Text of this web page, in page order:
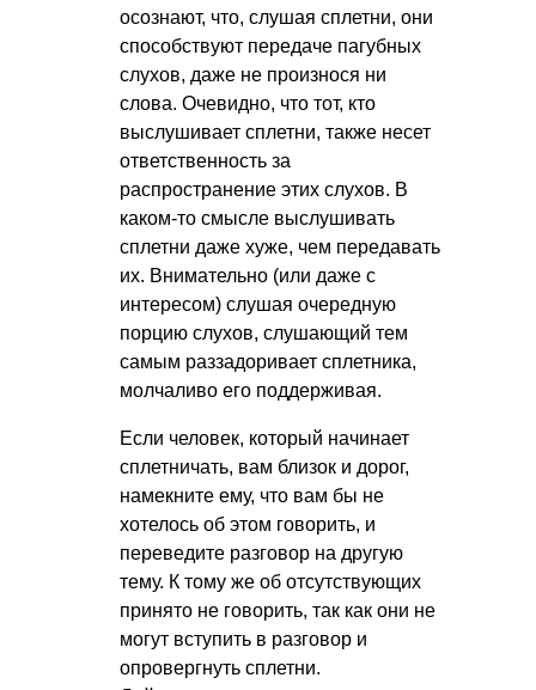
осознают, что, слушая сплетни, они
способствуют передаче пагубных
слухов, даже не произнося ни
слова. Очевидно, что тот, кто
выслушивает сплетни, также несет
ответственность за
распространение этих слухов. В
каком-то смысле выслушивать
сплетни даже хуже, чем передавать
их. Внимательно (или даже с
интересом) слушая очередную
порцию слухов, слушающий тем
самым раззадоривает сплетника,
молчаливо его поддерживая.
Если человек, который начинает
сплетничать, вам близок и дорог,
намекните ему, что вам бы не
хотелось об этом говорить, и
переведите разговор на другую
тему. К тому же об отсутствующих
принято не говорить, так как они не
могут вступить в разговор и
опровергнуть сплетни.